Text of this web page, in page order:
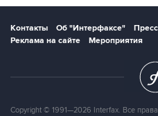
Контакты Об "Интерфаксе"
Реклама на сайте
Мероприятия
Copyright © 1991—2026 Interfax. Все